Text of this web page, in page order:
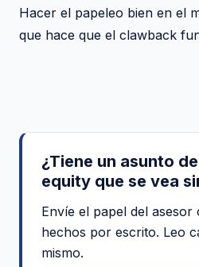
Hacer el papeleo bien en el
que hace que el clawback
¿Tiene un asunto
equity que se vea
Envíe el papel del
hechos por escrito. Leo
mismo.